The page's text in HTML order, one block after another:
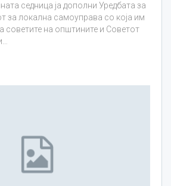
седница ја дополни Уредбата за
за локална самоуправа со која им
советите на општините и Советот